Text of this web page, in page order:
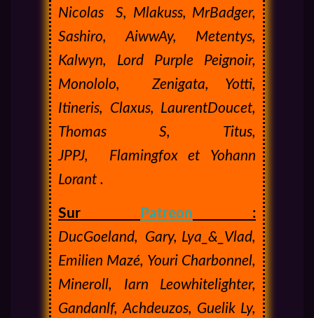
Nicolas S, Mlakuss, MrBadger,
Sashiro, AiwwAy, Metentys,
Kalwyn, Lord Purple Peignoir,
Monololo, Zenigata, Yotti,
Itineris, Claxus, LaurentDoucet,
Thomas S, Titus,
JPPJ, Flamingfox et Yohann
Lorant .
Sur Patreon :
DucGoeland,
Gary, Lya_&_Vlad,
Emilien Mazé, Youri Charbonnel,
Mineroll, Iarn Leowhitelighter,
Gandanlf, Achdeuzos, Guelik Ly,